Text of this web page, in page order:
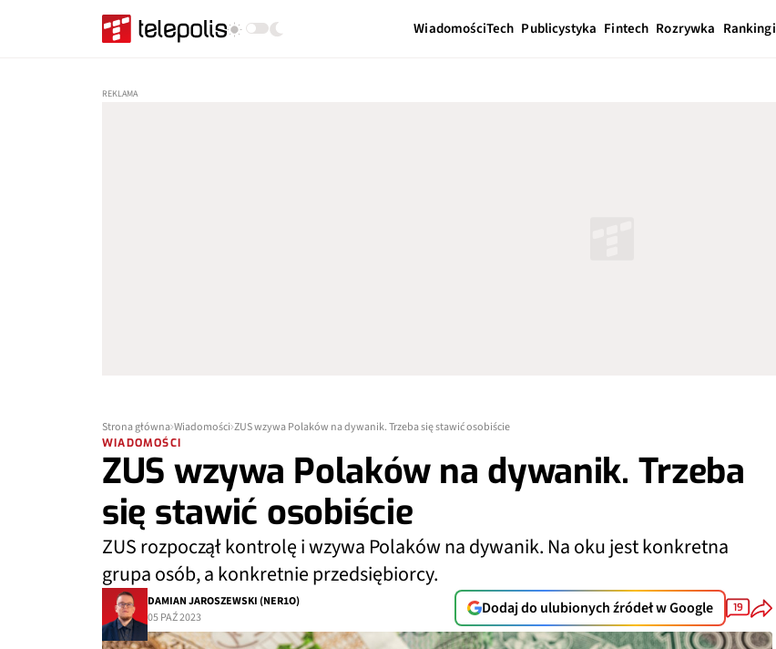
WiadomościTech Publicystyka Fintech Rozrywka Rankingi
Strona główna Wiadomości ZUS wzywa Polaków na dywanik. Trzeba się stawić osobiście
WIADOMOŚCI
ZUS wzywa Polaków na dywanik. Trzeba
się stawić osobiście
ZUS rozpoczął kontrolę i wzywa Polaków na dywanik. Na oku jest konkretna
grupa osób, a konkretnie przedsiębiorcy.
DAMIAN JAROSZEWSKI (NER1O)
05 PAŹ 2023
Dodaj do ulubionych źródeł w Google 19